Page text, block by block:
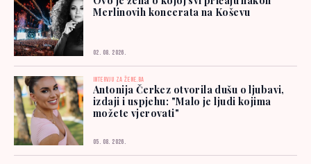
Merlinovih koncerata na Koševu
02. 08. 2026.
INTERVJU ZA ŽENE.BA
Antonija Čerkez otvorila dušu o ljubavi,
izdaji i uspjehu: "Malo je ljudi kojima
možete vjerovati"
05. 08. 2026.